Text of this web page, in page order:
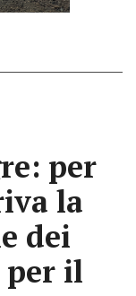
per
la
dei
il